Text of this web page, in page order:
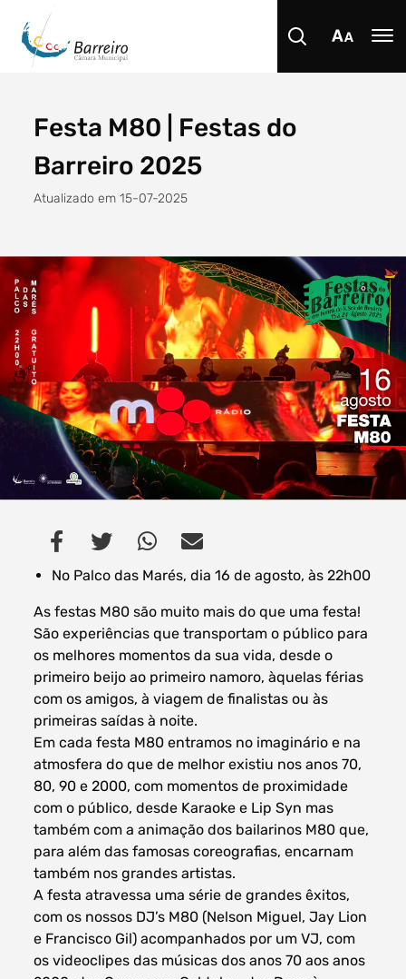
Procurar
Tipo de conteúdo
Filtro dos anos
Filtros dos meses
data
procurar
Festa M80 | Festas do
Barreiro 2025
Atualizado em 15-07-2025
No Palco das Marés, dia 16 de agosto, às 22h00
As festas M80 são muito mais do que uma festa!
São experiências que transportam o público para
os melhores momentos da sua vida, desde o
primeiro beijo ao primeiro namoro, àquelas férias
com os amigos, à viagem de finalistas ou às
primeiras saídas à noite.
Em cada festa M80 entramos no imaginário e na
atmosfera do que de melhor existiu nos anos 70,
80, 90 e 2000, com momentos de proximidade
com o público, desde Karaoke e Lip Syn mas
também com a animação dos bailarinos M80 que,
para além das famosas coreografias, encarnam
também nos grandes artistas.
A festa atravessa uma série de grandes êxitos,
com os nossos DJ’s M80 (Nelson Miguel, Jay Lion
e Francisco Gil) acompanhados por um VJ, com
os videoclipes das músicas dos anos 70 aos anos